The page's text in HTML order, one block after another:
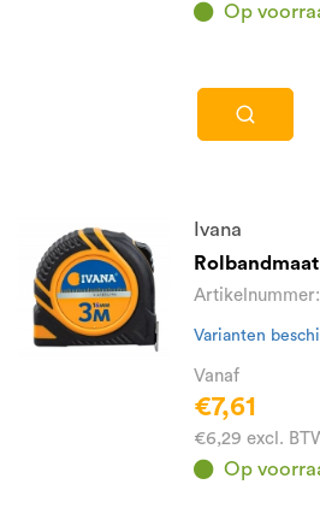
Op
Ivana
Artikelnummer:
Varianten
Vanaf
€7,61
€6,29 excl.
Op